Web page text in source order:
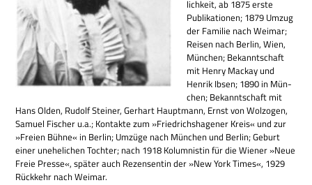
lich­keit, ab 1875 erste
Publi­ka­tio­nen; 1879 Umzug
der Fami­lie nach Wei­mar;
Rei­sen nach Ber­lin, Wien,
Mün­chen; Bekannt­schaft
mit Henry Mackay und
Hen­rik Ibsen; 1890 in Mün­
chen; Bekannt­schaft mit
Hans Olden, Rudolf Stei­ner, Ger­hart Haupt­mann, Ernst von Wolz­o­gen,
Samuel Fischer u.a.; Kon­takte zum »Fried­richs­ha­ge­ner Kreis« und zur
»Freien Bühne« in Ber­lin; Umzüge nach Mün­chen und Ber­lin; Geburt
einer unehe­li­chen Toch­ter; nach 1918 Kolum­ni­stin für die Wie­ner »Neue
Freie Presse«, spä­ter auch Rezen­sen­tin der »New York Times«, 1929
Rück­kehr nach Weimar.